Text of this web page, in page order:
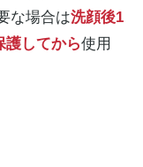
な場合は洗顔後1
護してから使用